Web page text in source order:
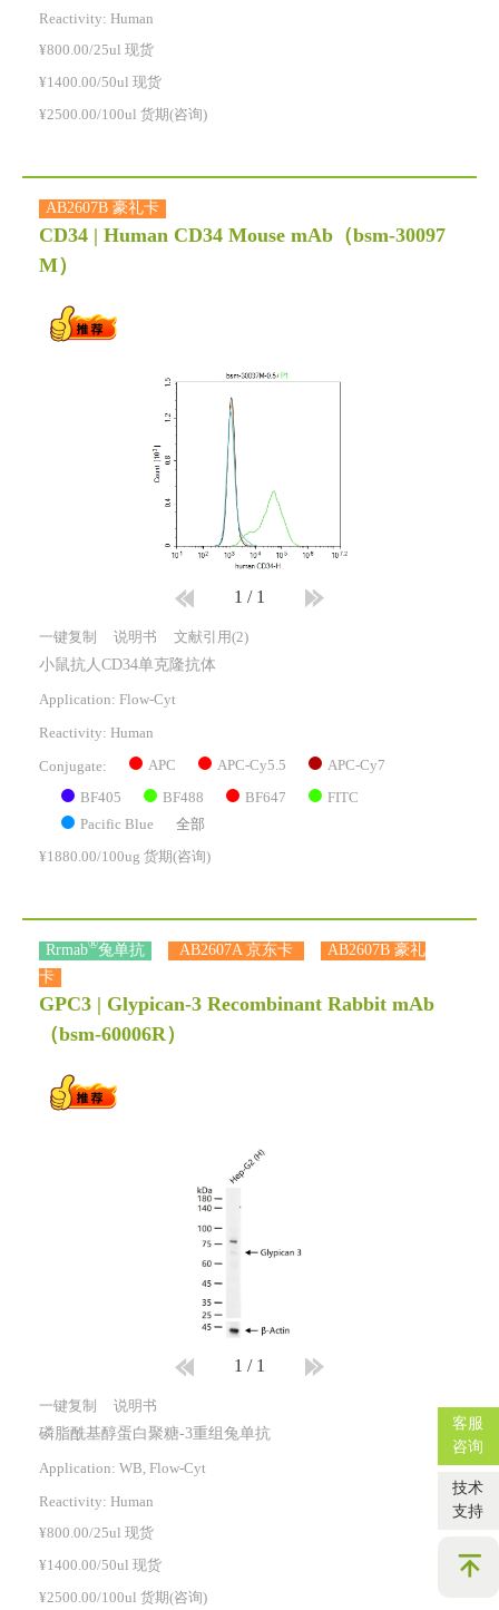
Reactivity: Human
¥800.00/25ul 现货
¥1400.00/50ul 现货
¥2500.00/100ul 货期(咨询)
AB2607B 豪礼卡
CD34 | Human CD34 Mouse mAb （bsm-30097
M）
1 / 1
一键复制 说明书 文献引用(2)
小鼠抗人CD34单克隆抗体
Application: Flow-Cyt
Reactivity: Human
Conjugate: APC APC-Cy5.5 APC-Cy7
BF405 BF488 BF647
FITC
Pacific Blue
全部
¥1880.00/100ug 货期(咨询)
Rrmab®兔单抗 AB2607A 京东卡
AB2607B 豪礼
卡
GPC3 | Glypican-3 Recombinant Rabbit mAb
（bsm-60006R）
1 / 1
一键复制 说明书
磷脂酰基醇蛋白聚糖-3重组兔单抗
Application: WB, Flow-Cyt
Reactivity: Human
¥800.00/25ul 现货
¥1400.00/50ul 现货
¥2500.00/100ul 货期(咨询)
客服
咨询
技术
支持